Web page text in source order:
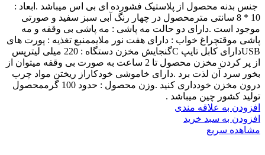
جنس بدنه محصول از پلاستیک فشورده ای بی اس میباشد .ابعاد :
10 * 8 سانتی مترمحصول در چهار رنگ آبی سبز سفید و صورتی
موجود است .دارای دو حالت مه پاشی : مه پاشی بی وقفه و مه
پاشی موقتچراغ خواب : دارای هفت نور ملایممنبع تغذیه : پورت های
USBدارای کابل تایپ Cگنجایش مخزن دستگاه : 220 میلی لیترپس
از پر کردن مخزن محصول تا 2 ساعت به صورت بی وقفه میتوان از
بخور سرد آن لذت برد .دارای خاموشی خودکاراز ریختن مواد چرب
درون مخزن خودداری کنید .وزن محصول : حدود 100 گرممحصول
تولید کشور چین میباشد .
افزودن به علاقه مندی
افزودن به سبد خرید
مشاهده سریع